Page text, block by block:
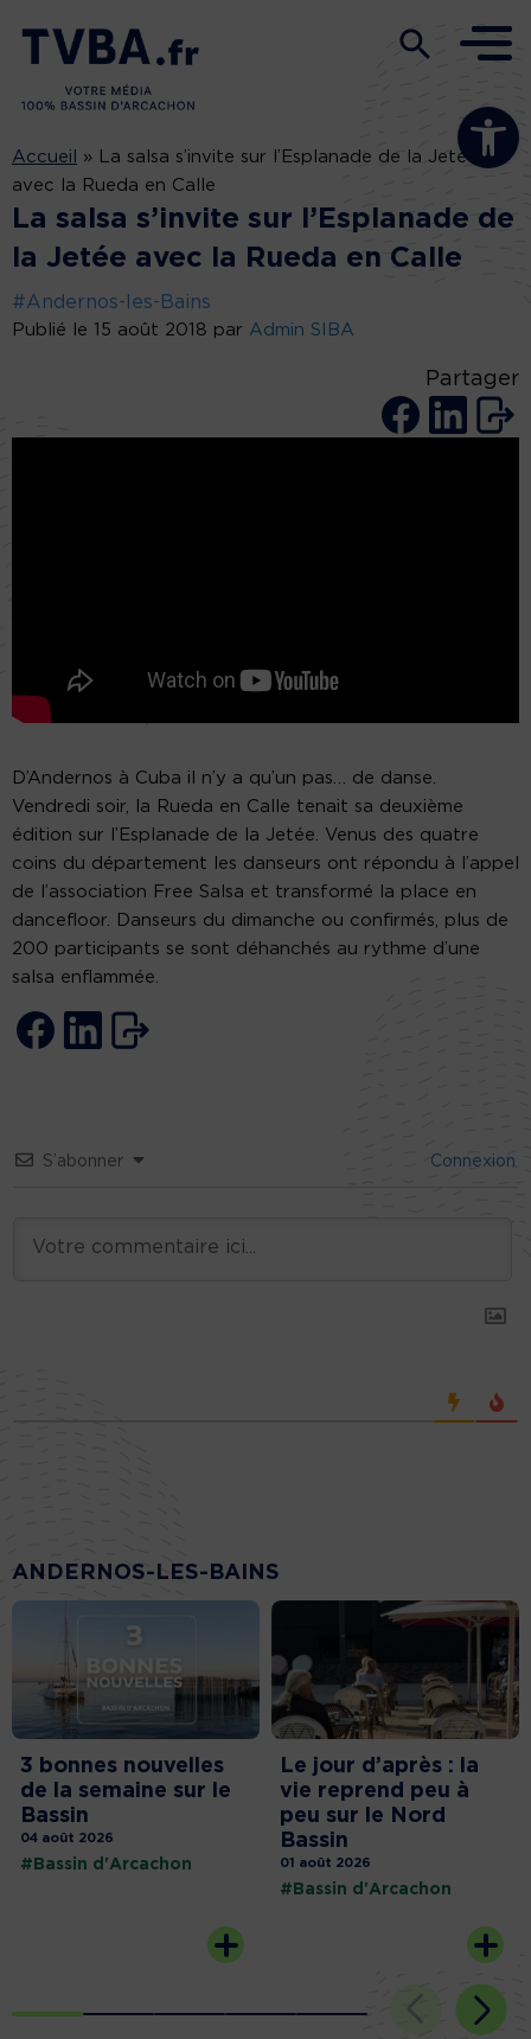
Ouvrir la
Accueil »
La salsa s’invite sur l’Esplanade de la Jetée
avec la Rueda en Calle
La salsa s’invite sur l’Esplanade de
la Jetée avec la Rueda en Calle
#Andernos-les-Bains
Publié le 15 août 2018 par Admin SIBA
Partager
D’Andernos à Cuba il n’y a qu’un pas… de danse.
Vendredi soir, la Rueda en Calle tenait sa deuxième
édition sur l’Esplanade de la Jetée. Venus des quatre
coins du département les danseurs ont répondu à l’appel
de l’association Free Salsa et transformé la place en
dancefloor. Danseurs du dimanche ou confirmés, plus de
200 participants se sont déhanchés au rythme d’une
salsa enflammée.
S’abonner Connexion
ANDERNOS-LES-BAINS
3 bonnes nouvelles
de la semaine sur le
Bassin
04 août 2026
#Bassin d'Arcachon
Le jour d’après : la
vie reprend peu à
peu sur le Nord
Bassin
01 août 2026
#Bassin d'Arcachon